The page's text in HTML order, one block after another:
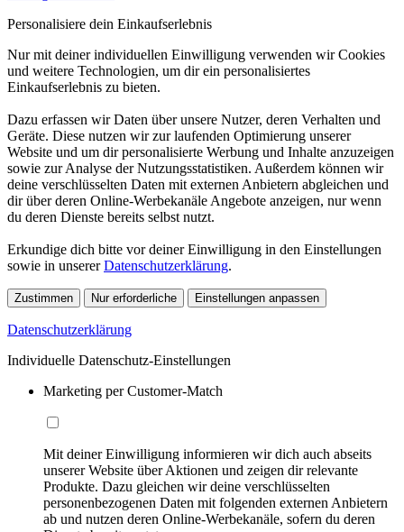
Personalisiere dein Einkaufserlebnis
Nur mit deiner individuellen Einwilligung verwenden wir Cookies
und weitere Technologien, um dir ein personalisiertes
Einkaufserlebnis zu bieten.
Dazu erfassen wir Daten über unsere Nutzer, deren Verhalten und
Geräte. Diese nutzen wir zur laufenden Optimierung unserer
Website und um dir personalisierte Werbung und Inhalte anzuzeigen
sowie zur Analyse der Nutzungsstatistiken. Außerdem können wir
deine verschlüsselten Daten mit externen Anbietern abgleichen und
dir über deren Online-Werbekanäle Angebote anzeigen, nur wenn
du deren Dienste bereits selbst nutzt.
Erkundige dich bitte vor deiner Einwilligung in den Einstellungen
sowie in unsererDatenschutzerklärung.
Zustimmen Nur erforderliche Einstellungen anpassen
Datenschutzerklärung
Individuelle Datenschutz-Einstellungen
Marketing per Customer-Match
Mit deiner Einwilligung informieren wir dich auch abseits
unserer Website über Aktionen und zeigen dir relevante
Produkte. Dazu gleichen wir deine verschlüsselten
personenbezogenen Daten mit folgenden externen Anbietern
ab und nutzen deren Online-Werbekanäle, sofern du deren